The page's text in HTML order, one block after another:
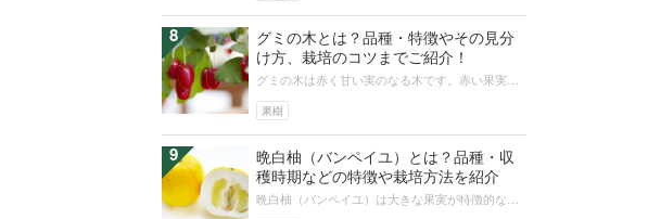
8
果樹
グミの木とは？品種・特徴やその見分
け方、栽培のコツまでご紹介！
グミの木は赤く甘い実のなる木です。赤い果実は
公園樹や庭木として多く育てられてい...
9
晩白柚（バンペイユ）とは？品種・収
穫時期などの特徴や栽培方法を紹介
晩白柚（バンペイユ）は大きな果実が特徴的なミ